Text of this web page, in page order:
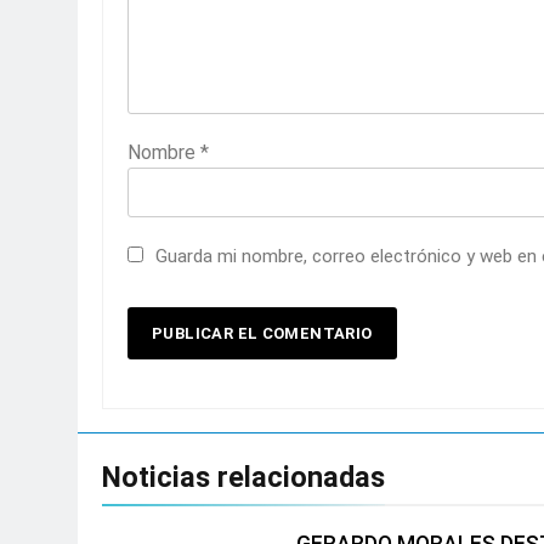
Nombre *
Guarda mi nombre, correo electrónico y web
Noticias relacionadas